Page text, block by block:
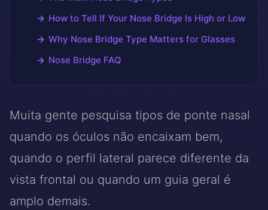
How to Tell If Your Nose Bridge Is High or Low
Why Nose Bridge Type Matters for Glasses
Nose Bridge FAQ
Muita gente pesquisa tipos de ponte nasal
quando os óculos não encaixam bem,
quando o perfil lateral parece diferente da
vista frontal ou quando um guia geral é
amplo demais.